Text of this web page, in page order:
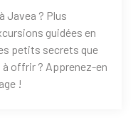
Javea ? Plus
guidées en
petits secrets que
offrir ? Apprenez-en
!